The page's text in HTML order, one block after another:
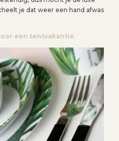
je dat weer een hand afwas
een tentvakantie